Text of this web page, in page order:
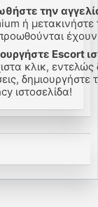
την
ή μετακινήστε
έχουν
Escort
κλικ,
δημιουργήστε
ιστοσελίδα!